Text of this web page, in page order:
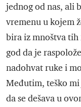
jednog od nas, ali
vremenu u kojem
bira iz mnoštva
god da je
nadohvat ruke i
Međutim, teško
da se dešava u